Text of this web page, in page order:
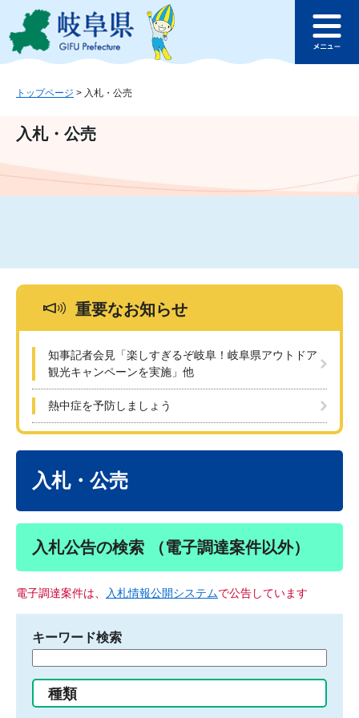
ジ
ュ
文
このページの本文へ
ュ
トップページ > 入札・公売
入札・公売
重要なお知らせ
知事記者会見「楽しすぎるぞ岐阜！岐阜県アウトドア
観光キャンペーンを実施」他
熱中症を予防しましょう
入札・公売
入札公告の検索 （電子調達案件以外）
電子調達案件は、 入札情報公開システムで公告しています
キーワード検索
る
種類